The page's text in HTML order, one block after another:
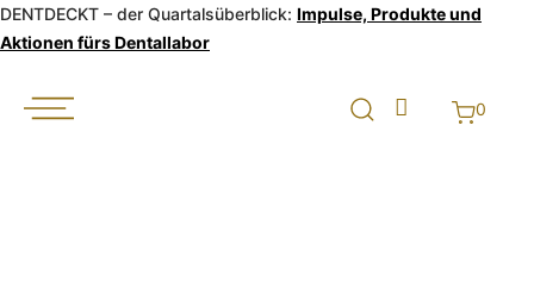
DENTDECKT – der Quartalsüberblick: Impulse, Produkte und
Aktionen fürs Dentallabor
0